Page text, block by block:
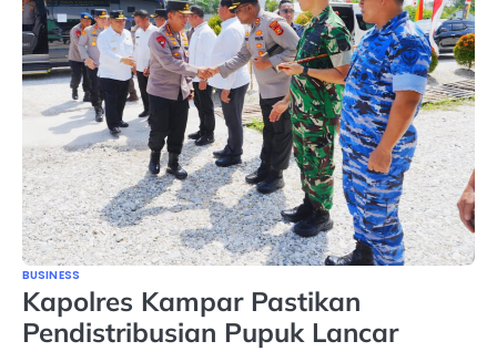
BUSINESS
Kapolres Kampar Pastikan
Pendistribusian Pupuk Lancar